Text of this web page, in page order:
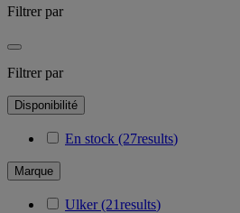
Filtrer par
Filtrer par
Disponibilité
En stock (27results)
Marque
Ulker(21results)